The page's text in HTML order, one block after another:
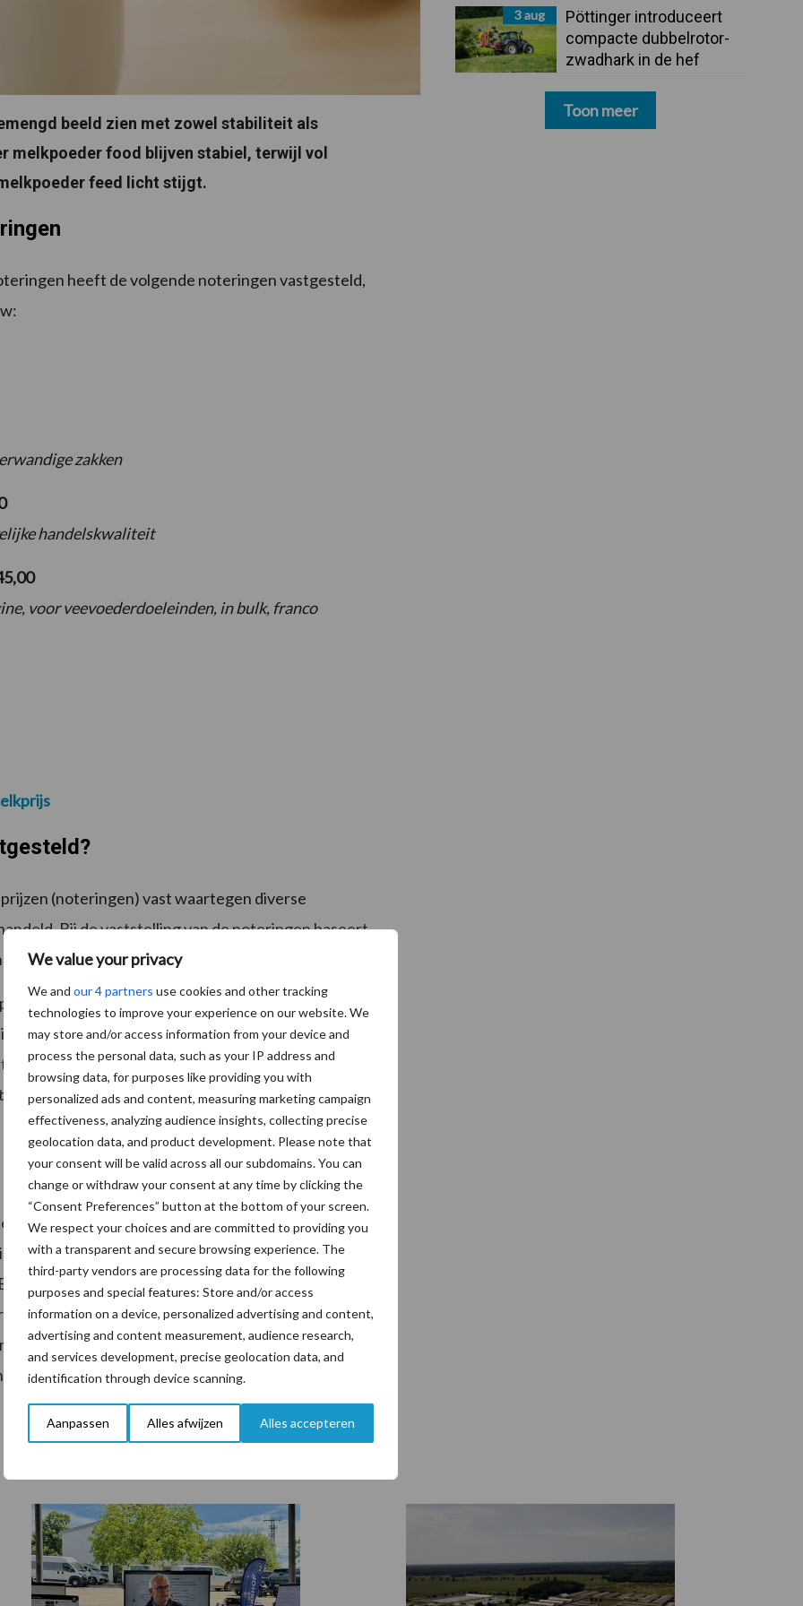
We value your privacy
We and our 4 partners use cookies and other tracking
technologies to improve your experience on our website. We
may store and/or access information from your device and
process the personal data, such as your IP address and
browsing data, for purposes like providing you with
personalized ads and content, measuring marketing campaign
effectiveness, analyzing audience insights, collecting precise
geolocation data, and product development. Please note that
your consent will be valid across all our subdomains. You can
change or withdraw your consent at any time by clicking the
“Consent Preferences” button at the bottom of your screen.
We respect your choices and are committed to providing you
with a transparent and secure browsing experience. The
third-party vendors are processing data for the following
purposes and special features: Store and/or access
information on a device, personalized advertising and content,
advertising and content measurement, audience research,
and services development, precise geolocation data, and
identification through device scanning.
Aanpassen Alles afwijzen Alles accepteren
beeld zien met zowel stabiliteit als
melkpoeder food blijven stabiel, terwijl vol
feed licht stijgt.
heeft de volgende noteringen vastgesteld,
zakken
handelskwaliteit
voor veevoederdoeleinden, in bulk, franco
(noteringen) vast waartegen diverse
Bij de vaststelling van de noteringen baseert
gangbare prijzen.
dag voorafgaand aan de bijeenkomst van de
de secretaris binnen het
en handelaren. Na vaststelling van de noteringen
van ZuivelNL. Tevens wordt de Europese
Zuivelnotering ingesteld (Regeling
verantwoordelijk voor de uitvoering van artikel 223
nr. 479/2010 van de Commissie van 1 juni 2010
(EG) nr. 1234/2007 van de Raad met
de Commissie in de sector melk en
prijswaarnemingen.
3 aug
Pöttinger introduceert
compacte dubbelrotor-
zwadhark in de hef
Toon meer